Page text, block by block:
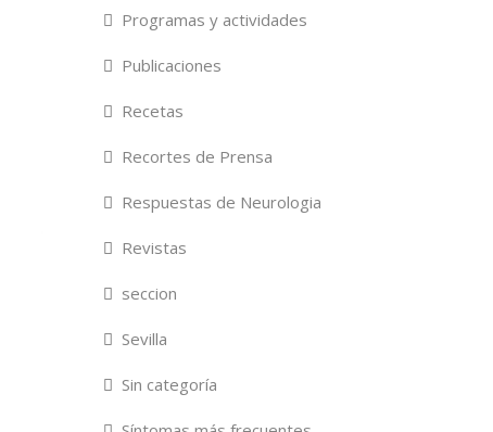
Programas y actividades
Publicaciones
Recetas
Recortes de Prensa
Respuestas de Neurologia
Revistas
seccion
Sevilla
Sin categoría